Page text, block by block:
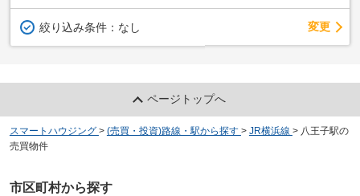
絞り込み条件： なし 変更
ページトップへ
スマートハウジング > (売買・投資)路線・駅から探す > JR横浜線 > 八王子駅の
売買物件
市区町村から探す